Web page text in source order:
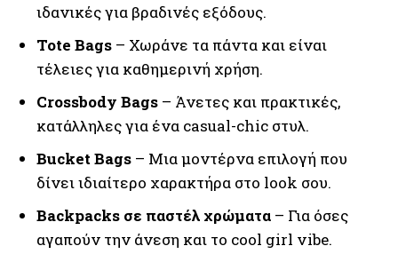
ιδανικές για βραδινές εξόδους.
Tote Bags – Χωράνε τα πάντα και είναι
τέλειες για καθημερινή χρήση.
Crossbody Bags – Άνετες και πρακτικές,
κατάλληλες για ένα casual-chic στυλ.
Bucket Bags – Μια μοντέρνα επιλογή που
δίνει ιδιαίτερο χαρακτήρα στο look σου.
Backpacks σε παστέλ χρώματα – Για όσες
αγαπούν την άνεση και το cool girl vibe.